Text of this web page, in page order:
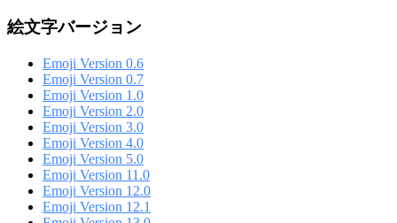
絵文字バージョン
Emoji Version 0.6
Emoji Version 0.7
Emoji Version 1.0
Emoji Version 2.0
Emoji Version 3.0
Emoji Version 4.0
Emoji Version 5.0
Emoji Version 11.0
Emoji Version 12.0
Emoji Version 12.1